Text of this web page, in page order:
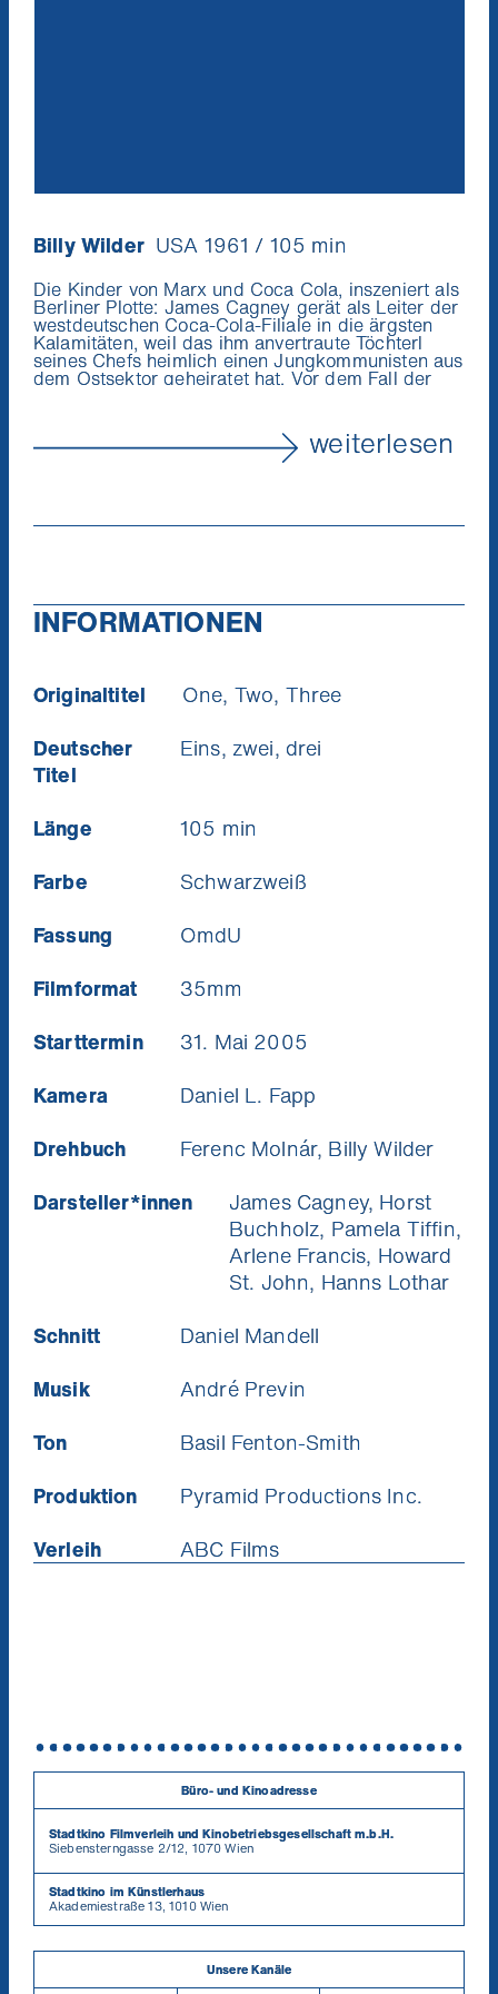
Billy Wilder USA 1961 / 105 min
Die Kinder von Marx und Coca Cola, inszeniert als
Berliner Plotte: James Cagney gerät als Leiter der
westdeutschen Coca-Cola-Filiale in die ärgsten
Kalamitäten, weil das ihm anvertraute Töchterl
seines Chefs heimlich einen Jungkommunisten aus
dem Ostsektor geheiratet hat. Vor dem Fall der
Geschwindigkeitsrekorde hält. (Michael Omasta)
weiterlesen
INFORMATIONEN
Originaltitel
One, Two, Three
Deutscher
Titel
Eins, zwei, drei
Länge
105 min
Farbe
Schwarzweiß
Fassung
OmdU
Filmformat
35mm
Starttermin
31. Mai 2005
Kamera
Daniel L. Fapp
Drehbuch
Ferenc Molnár, Billy Wilder
Darsteller*innen
James Cagney, Horst
Buchholz, Pamela Tiffin,
Arlene Francis, Howard
St. John, Hanns Lothar
Schnitt
Daniel Mandell
Musik
André Previn
Ton
Basil Fenton-Smith
Produktion
Pyramid Productions Inc.
Verleih
ABC Films
Büro- und Kinoadresse
Stadtkino Filmverleih und Kinobetriebsgesellschaft m.b.H.
Siebensterngasse 2/12, 1070 Wien
Stadtkino im Künstlerhaus
Akademiestraße 13, 1010 Wien
Unsere Kanäle